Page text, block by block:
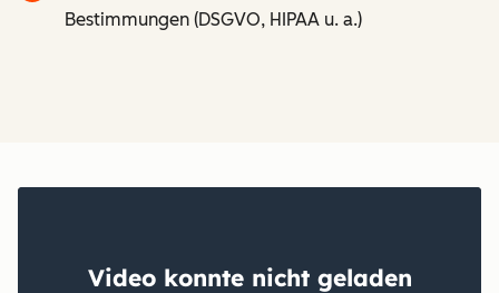
Bestimmungen (DSGVO, HIPAA u. a.)